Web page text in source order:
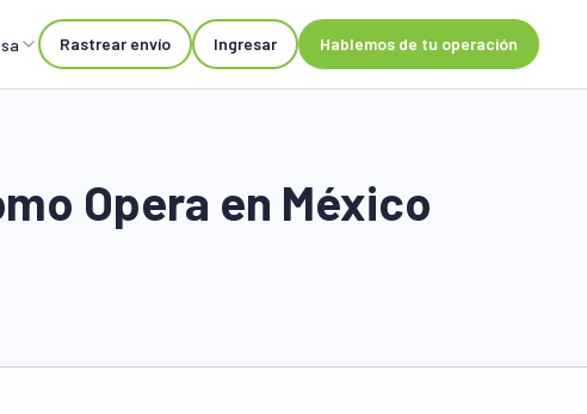
Rastrear envío Ingresar Hablemos de tu operación
Opera en México